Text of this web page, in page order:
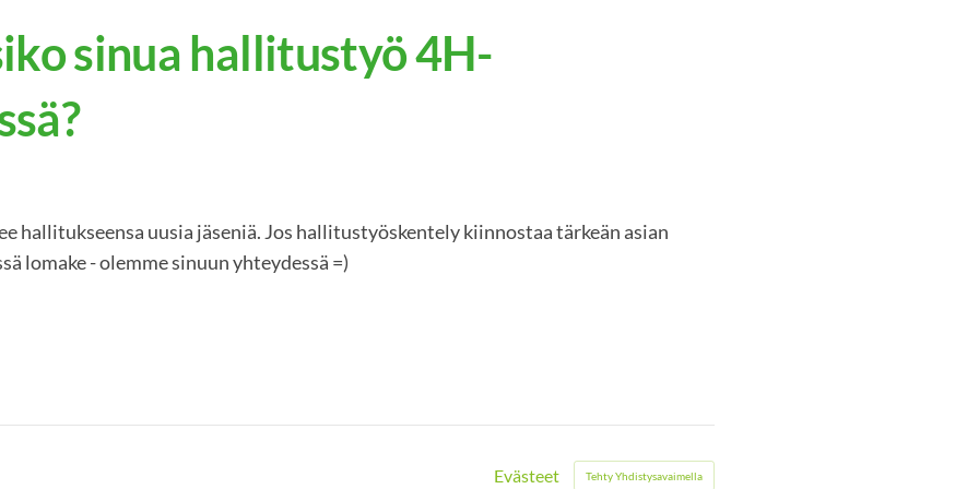
sinua hallitustyö 4H-
hallitukseensa uusia jäseniä. Jos hallitustyöskentely kiinnostaa tärkeän asian
lomake - olemme sinuun yhteydessä =)
Evästeet Tehty Yhdistysavaimella